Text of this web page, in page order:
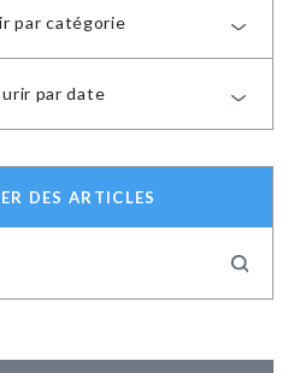
par catégorie
par date
DES ARTICLES